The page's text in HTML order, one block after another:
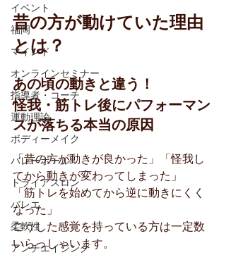
イベント
福岡
マインド
オンラインセミナー
指導者・コーチ
運動理論
ボディーメイク
バレーボール
トライアスロン
バレエ
柔軟性
アンチエイジング
昔の方が動けていた理由
とは？
あの頃の動きと違う！
怪我・筋トレ後にパフォーマン
スが落ちる本当の原因
「昔の方が動きが良かった」「怪我し
てから動きが変わってしまった」
「筋トレを始めてから逆に動きにくく
なった」
こうした感覚を持っている方は一定数
いらっしゃいます。